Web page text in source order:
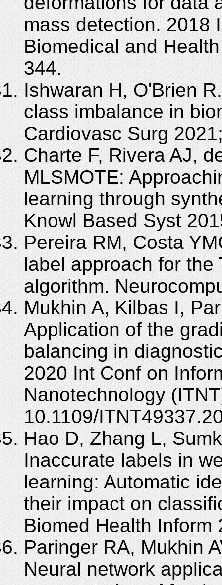
mass detection. 2018
Biomedical and
344.
Ishwaran H, O'Brien
class imbalance in
Cardiovasc Surg
Charte F, Rivera AJ,
MLSMOTE:
learning through
Knowl Based Syst
Pereira RM, Costa
label approach for the
algorithm.
Mukhin A, Kilbas I,
Application of the
balancing in
2020 Int Conf on
Nanotechnology
10.1109/
Hao D, Zhang L,
Inaccurate labels in
learning: Automatic
their impact on
Biomed Health Inform
Paringer RA, Mukhin
Neural network